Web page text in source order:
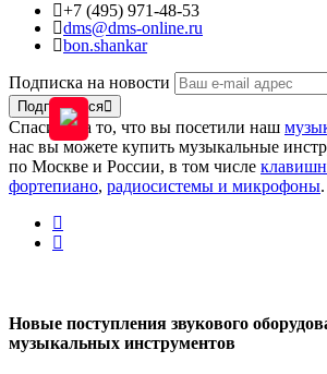
+7 (495) 971-48-53
dms@dms-online.ru
bon.shankar
Подписка на новости
Подписаться
Спасибо за то, что вы посетили наш
нас вы можете купить музыкальные
по Москве и России, в том числе
фортепиано, радиосистемы и микрофоны.
Новые поступления звукового
музыкальных инструментов